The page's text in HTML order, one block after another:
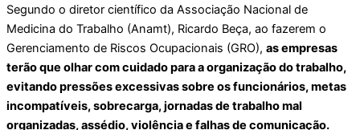
Segundo o diretor científico da Associação Nacional de
Medicina do Trabalho (Anamt), Ricardo Beça, ao fazerem o
Gerenciamento de Riscos Ocupacionais (GRO), as empresas
terão que olhar com cuidado para a organização do trabalho,
evitando pressões excessivas sobre os funcionários, metas
incompatíveis, sobrecarga, jornadas de trabalho mal
organizadas, assédio, violência e falhas de comunicação.